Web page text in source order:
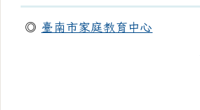
◎ 臺南市家庭教育中心